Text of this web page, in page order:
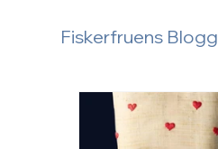
Fiskerfruens Blogg
åpningstid